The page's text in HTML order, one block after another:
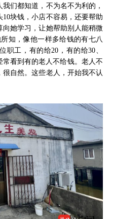
们都知道，不为名不为利的，
块钱，小店不容易，还要帮助
她学习，让她帮助别人能稍微
知，像他一样多给钱的有七八
职工，有的给20，有的给30、
常看到有的老人不给钱。老人不
自然。这些老人，开始我不认